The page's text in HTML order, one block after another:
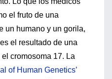
el fruto de una
un humano y un gorila,
el resultado de una
cromosoma 17. La
of Human Genetics’